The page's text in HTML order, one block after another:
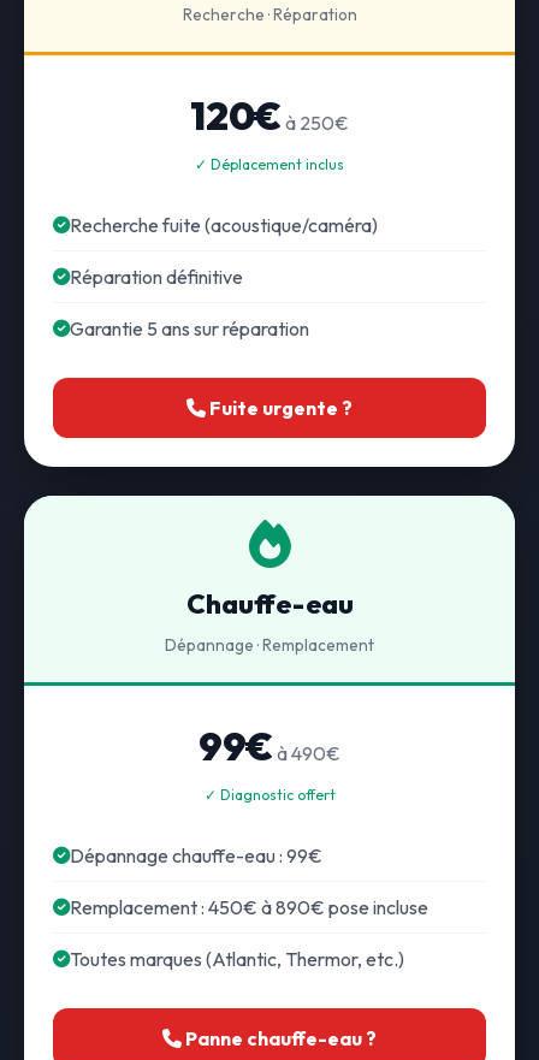
Recherche · Réparation
120€ à 250€
✓ Déplacement inclus
Recherche fuite (acoustique/caméra)
Réparation définitive
Garantie 5 ans sur réparation
Fuite urgente ?
Chauffe-eau
Dépannage · Remplacement
99€ à 490€
✓ Diagnostic offert
Dépannage chauffe-eau : 99€
Remplacement : 450€ à 890€ pose incluse
Toutes marques (Atlantic, Thermor, etc.)
Panne chauffe-eau ?